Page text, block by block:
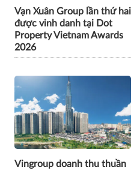
Vạn Xuân Group lần thứ hai
được vinh danh tại Dot
Property Vietnam Awards
2026
Vingroup doanh thu thuần